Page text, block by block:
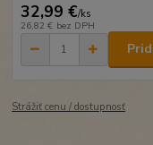
32,99 €/ks
26,82 € bez DPH
Strážiť cenu / dostupnosť